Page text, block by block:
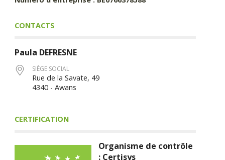
CONTACTS
Paula DEFRESNE
SIÈGE SOCIAL
Rue de la Savate, 49
4340 - Awans
CERTIFICATION
Organisme de contrôle
: Certisys